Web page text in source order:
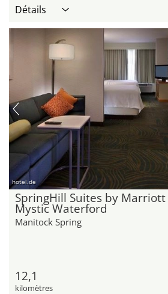
Détails
hotel.de
SpringHill Suites by Marriott
Mystic Waterford
Manitock Spring
12,1
kilomètres